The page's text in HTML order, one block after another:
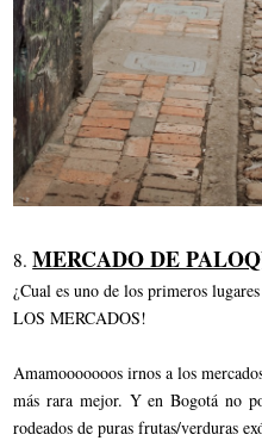
8.MERCADO DE
¿Cual es uno de los primeros
LOS MERCADOS!
Amamooooooos irnos a los
más rara mejor. Y en Bogotá no
rodeados de puras frutas/verduras